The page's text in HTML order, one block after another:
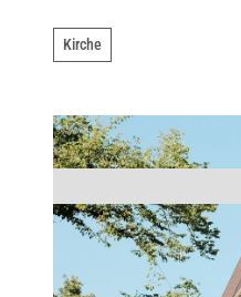
Kirche